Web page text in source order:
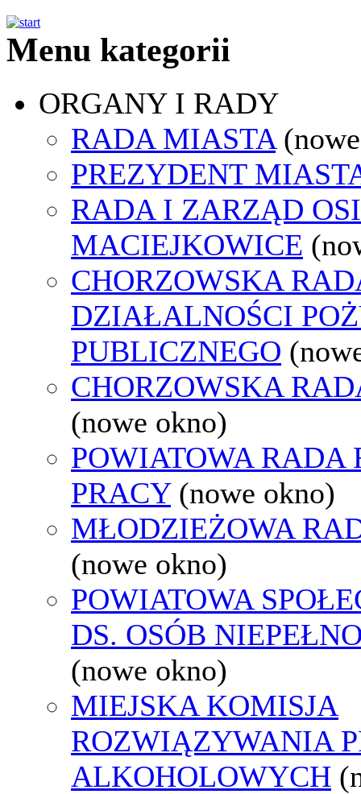
Menu kategorii
ORGANY I RADY
RADA MIASTA
PREZYDENT
RADA I ZARZĄD
MACIEJKOWICE
CHORZOWSKA
DZIAŁALNOŚCI
PUBLICZNEGO
CHORZOWSKA
(nowe okno)
POWIATOWA RADA
PRACY (nowe okno)
MŁODZIEŻOWA
(nowe okno)
POWIATOWA
DS. OSÓB
(nowe okno)
MIEJSKA KOMISJA
ROZWIĄZYWANIA
ALKOHOLOWYCH